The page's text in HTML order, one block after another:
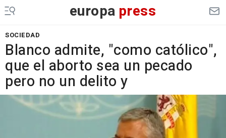
europa press
SOCIEDAD
Blanco admite, "como católico",
que el aborto sea un pecado
pero no un delito y